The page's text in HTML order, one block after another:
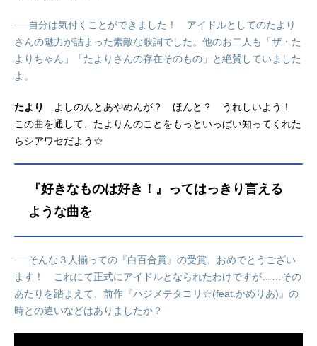
──自分は気付くことができました！ アイドルとしてのたより
さんの魅力が詰まった素敵な歌詞でした。他のお二人も「ザ・た
よりちゃん」「たよりさんの存在そのもの」と絶賛していました
よ。
たより
よしのんとあやめんが？ ほんと？ うれしいよう！
この曲を通して、たよりんのことをもっといっぱい知ってくれた
らシアワセだよう☆
『好きなものは好き！』ってはっきり言える
ような曲を
──そんな３人揃っての『白百合賞』の受賞、おめでとうござい
ます！ これにて正式にアイドルとなられたわけですが……その
あたりを踏まえて、前作『ハジメテタヨリ☆(feat.かめりあ)』の
時との違いなどはありましたか？